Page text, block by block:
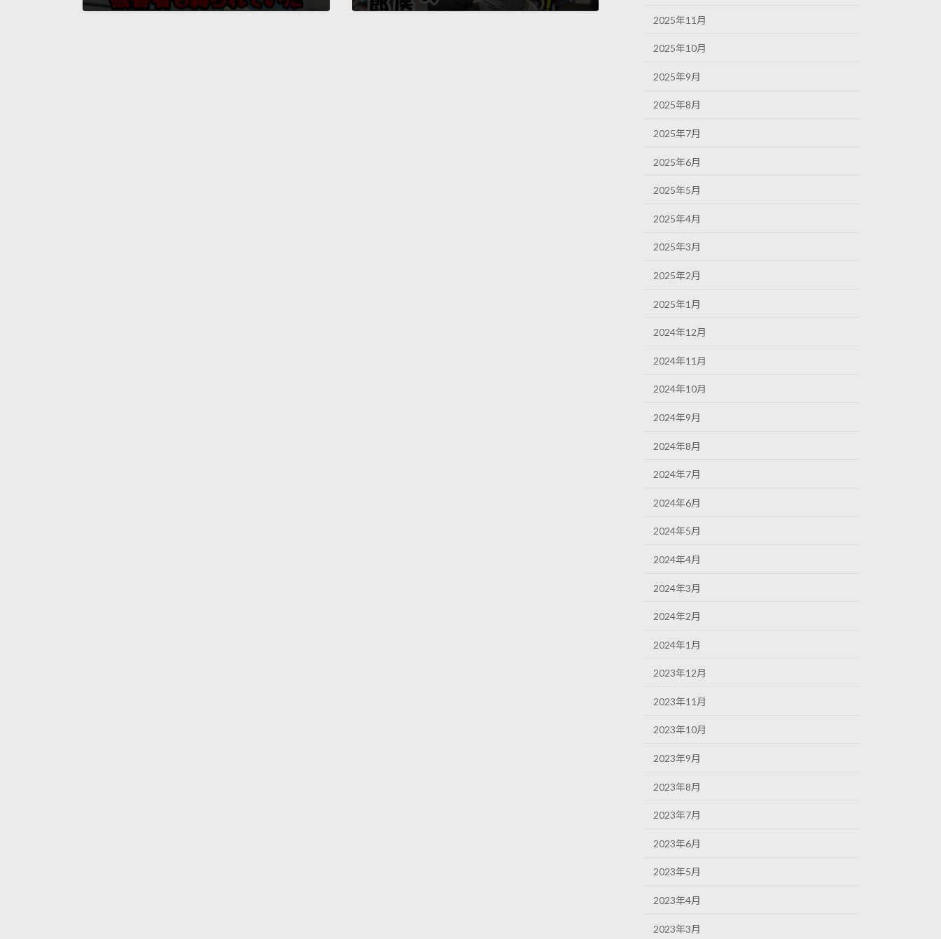
2025年11月
2025年10月
2025年9月
2025年8月
2025年7月
2025年6月
2025年5月
2025年4月
2025年3月
2025年2月
2025年1月
2024年12月
2024年11月
2024年10月
2024年9月
2024年8月
2024年7月
2024年6月
2024年5月
2024年4月
2024年3月
2024年2月
2024年1月
2023年12月
2023年11月
2023年10月
2023年9月
2023年8月
2023年7月
2023年6月
2023年5月
2023年4月
2023年3月